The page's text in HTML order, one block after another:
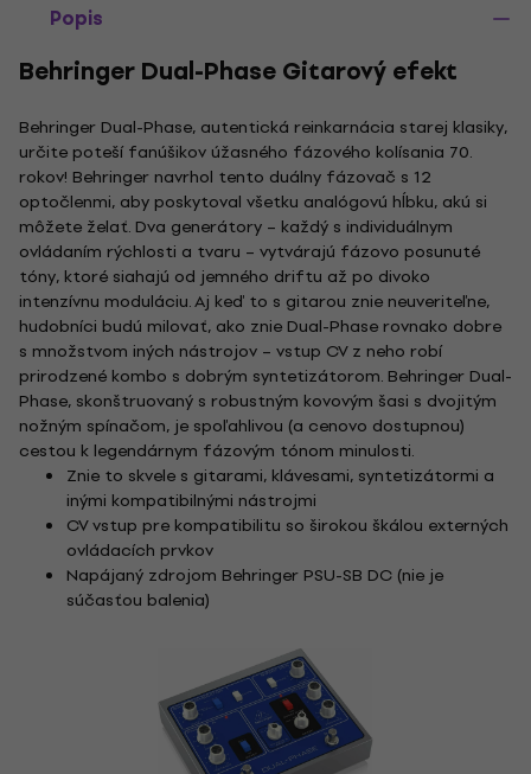
Popis
Behringer Dual-Phase Gitarový efekt
Behringer Dual-Phase, autentická reinkarnácia starej klasiky,
určite poteší fanúšikov úžasného fázového kolísania 70.
rokov! Behringer navrhol tento duálny fázovač s 12
optočlenmi, aby poskytoval všetku analógovú hĺbku, akú si
môžete želať. Dva generátory – každý s individuálnym
ovládaním rýchlosti a tvaru – vytvárajú fázovo posunuté
tóny, ktoré siahajú od jemného driftu až po divoko
intenzívnu moduláciu. Aj keď to s gitarou znie neuveriteľne,
hudobníci budú milovať, ako znie Dual-Phase rovnako dobre
s množstvom iných nástrojov – vstup CV z neho robí
prirodzené kombo s dobrým syntetizátorom. Behringer Dual-
Phase, skonštruovaný s robustným kovovým šasi s dvojitým
nožným spínačom, je spoľahlivou (a cenovo dostupnou)
cestou k legendárnym fázovým tónom minulosti.
Znie to skvele s gitarami, klávesami, syntetizátormi a
inými kompatibilnými nástrojmi
CV vstup pre kompatibilitu so širokou škálou externých
ovládacích prvkov
Napájaný zdrojom Behringer PSU-SB DC (nie je
súčasťou balenia)